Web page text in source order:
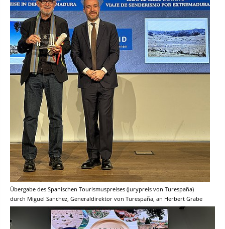
Übergabe des Spanischen Tourismuspreises (Jurypreis von Turespaña)
durch Miguel Sanchez, Generaldirektor von Turespaña, an Herbert Grabe